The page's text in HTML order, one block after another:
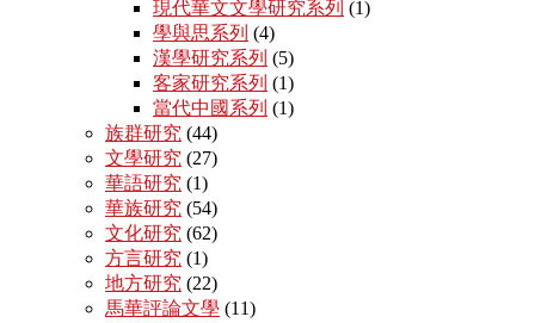
現代華文文學研究系列 (1)
學與思系列 (4)
漢學研究系列 (5)
客家研究系列 (1)
當代中國系列 (1)
族群研究 (44)
文學研究 (27)
華語研究 (1)
華族研究 (54)
文化研究 (62)
方言研究 (1)
地方研究 (22)
馬華評論文學 (11)